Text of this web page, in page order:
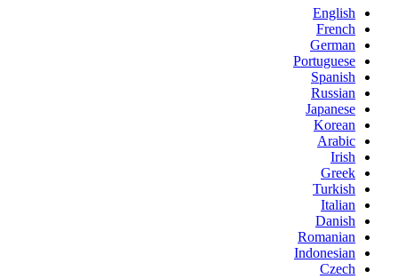
English
French
German
Portuguese
Spanish
Russian
Japanese
Korean
Arabic
Irish
Greek
Turkish
Italian
Danish
Romanian
Indonesian
Czech